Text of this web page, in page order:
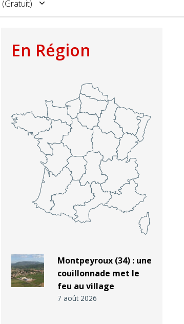
(gratuit)
En Région
Montpeyroux (34) : une
couillonnade met le
feu au village
7 août 2026